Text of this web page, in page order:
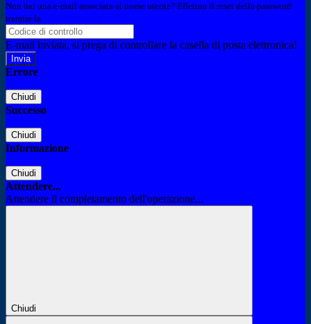
Non hai una e-mail associata al nome utente? Effettua il reset della password
tramite la
E-mail inviata, si prega di controllare la casella di posta elettronica!
Errore
Chiudi
Successo
Chiudi
Informazione
Chiudi
Attendere...
Attendere il completamento dell'operazione...
Chiudi